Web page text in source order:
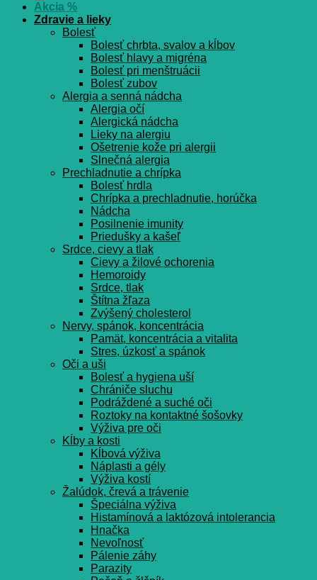
Akcia %
Zdravie a lieky
Bolesť
Bolesť chrbta, svalov a kĺbov
Bolesť hlavy a migréna
Bolesť pri menštruácii
Bolesť zubov
Alergia a senná nádcha
Alergia očí
Alergická nádcha
Lieky na alergiu
Ošetrenie kože pri alergii
Slnečná alergia
Prechladnutie a chrípka
Bolesť hrdla
Chrípka a prechladnutie, horúčka
Nádcha
Posilnenie imunity
Priedušky a kašeľ
Srdce, cievy a tlak
Cievy a žilové ochorenia
Hemoroidy
Srdce, tlak
Štítna žľaza
Zvýšený cholesterol
Nervy, spánok, koncentrácia
Pamät, koncentrácia a vitalita
Stres, úzkosť a spánok
Oči a uši
Bolesť a hygiena uší
Chrániče sluchu
Podráždené a suché oči
Roztoky na kontaktné šošovky
Výživa pre oči
Kĺby a kosti
Kĺbová výživa
Náplasti a gély
Výživa kostí
Žalúdok, črevá a trávenie
Špeciálna výživa
Histamínová a laktózová intolerancia
Hnačka
Nevoľnosť
Pálenie záhy
Parazity